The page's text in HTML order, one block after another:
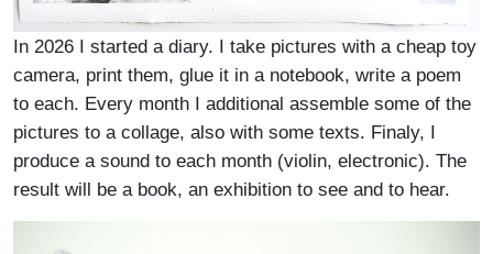
In 2026 I started a diary. I take pictures with a cheap toy
camera, print them, glue it in a notebook, write a poem
to each. Every month I additional assemble some of the
pictures to a collage, also with some texts. Finaly, I
produce a sound to each month (violin, electronic). The
result will be a book, an exhibition to see and to hear.